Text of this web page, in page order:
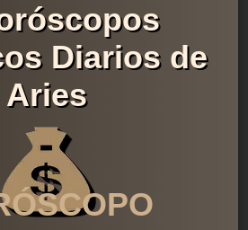
Diarios de
Aries